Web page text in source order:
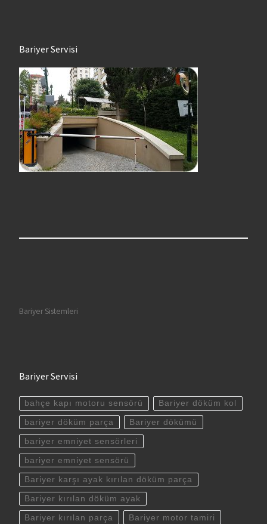
Bariyer Servisi
Bariyer Sistemleri
Bariyer Servisi
bahçe kapı motoru sensörü Bariyer döküm kol
bariyer döküm parça Bariyer dökümü
bariyer emniyet sensörleri
bariyer emniyet sensörü
Bariyer karşı ayak kırılan döküm parça
Bariyer kırılan döküm ayak
Bariyer kırılan parça Bariyer motor tamiri